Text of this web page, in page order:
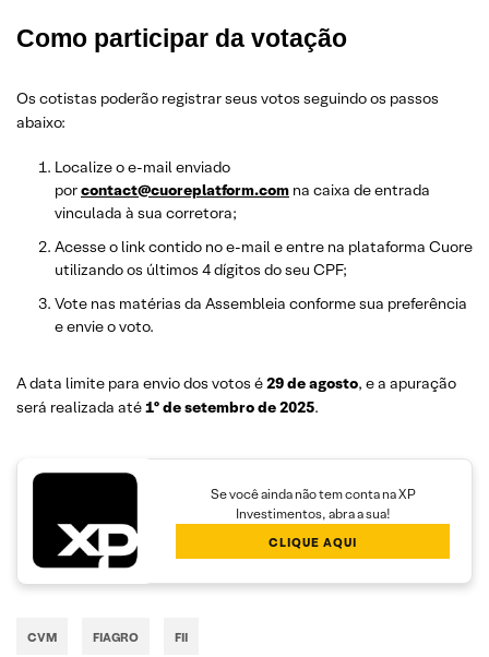
Como participar da votação
Os cotistas poderão registrar seus votos seguindo os passos
abaixo:
Localize o e-mail enviado
porcontact@cuoreplatform.com na caixa de entrada
vinculada à sua corretora;
Acesse o link contido no e-mail e entre na plataforma Cuore
utilizando os últimos 4 dígitos do seu CPF;
Vote nas matérias da Assembleia conforme sua preferência
e envie o voto.
A data limite para envio dos votos é29 de agosto, e a apuração
será realizada até1º de setembro de 2025.
Se você ainda não tem conta na XP
Investimentos, abra a sua!
CLIQUE AQUI
CVM FIAGRO FII